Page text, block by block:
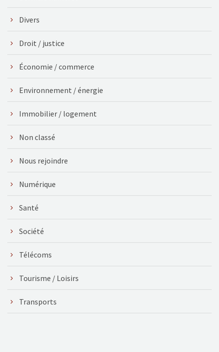
Divers
Droit / justice
Économie / commerce
Environnement / énergie
Immobilier / logement
Non classé
Nous rejoindre
Numérique
Santé
Société
Télécoms
Tourisme / Loisirs
Transports